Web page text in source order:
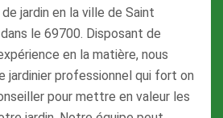
jardin en la ville de Saint
le 69700. Disposant de
en la matière, nous
jardinier professionnel qui fort on
pour mettre en valeur les